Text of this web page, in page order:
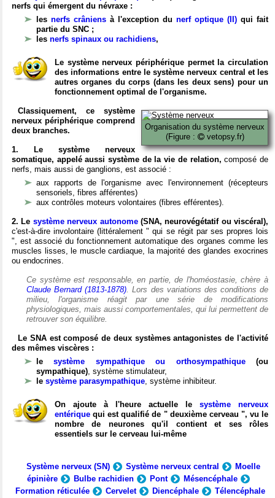
nerfs qui émergent du névraxe :
les nerfs crâniens à l'exception du nerf optique (II) qui fait
partie du SNC ;
les nerfs spinaux ou rachidiens,
Le système nerveux périphérique permet la circulation
des informations entre le système nerveux central et les
autres organes du corps (dans les deux sens) pour un
fonctionnement optimal de l'organisme.
Organisation du système nerveux
(Figure :
vetopsy.fr)
Classiquement, ce système
nerveux périphérique comprend
deux branches.
1. Le système nerveux
somatique, appelé aussi système de la vie de relation, composé de
nerfs, mais aussi de ganglions, est associé :
aux rapports de l'organisme avec l'environnement (récepteurs
sensoriels, fibres afférentes)
aux contrôles moteurs volontaires (fibres efférentes).
2. Le système nerveux autonome(SNA, neurovégétatif ou viscéral),
c'est-à-dire involontaire (littéralement " qui se régit par ses propres lois
", est associé du fonctionnement automatique des organes comme les
muscles lisses, le muscle cardiaque, la majorité des glandes exocrines
ou endocrines.
Ce système est responsable, en partie, de l'homéostasie, chère à
Claude Bernard (1813-1878). Lors des variations des conditions de
milieu, l'organisme réagit par une série de modifications
physiologiques, mais aussi comportementales, qui lui permettent de
retrouver son équilibre.
Le SNA est composé de deux systèmes antagonistes de l'activité
des mêmes viscères :
lesystème sympathique ou orthosympathique(ou
sympathique), système stimulateur,
le système parasympathique, système inhibiteur.
On ajoute à l'heure actuelle le système nerveux
entérique qui est qualifié de " deuxième cerveau ", vu le
nombre de neurones qu'il contient et ses rôles
essentiels sur le cerveau lui-même
Système nerveux (SN) Système nerveux central
Moelle
épinière
Bulbe rachidien Pont
Mésencéphale
Formation réticulée
Cervelet Diencéphale
Télencéphale